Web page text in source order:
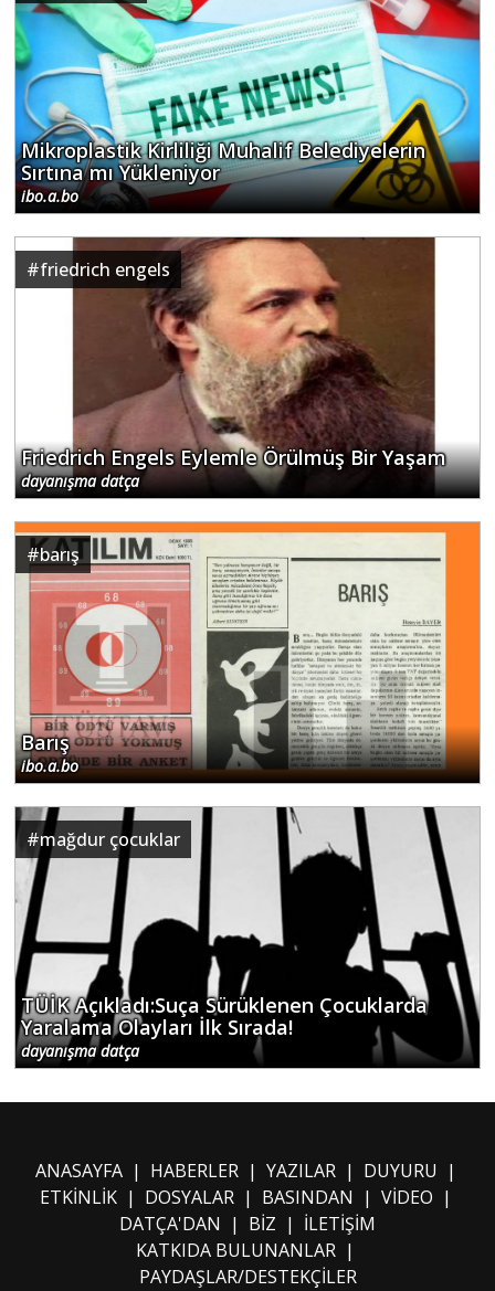
Mikroplastik Kirliliği Muhalif Belediyelerin
Sırtına mı Yükleniyor
ibo.a.bo
#friedrich engels
Friedrich Engels Eylemle Örülmüş Bir Yaşam
dayanışma datça
#barış
Barış
ibo.a.bo
#mağdur çocuklar
TÜİK Açıkladı:Suça Sürüklenen Çocuklarda
Yaralama Olayları İlk Sırada!
dayanışma datça
ANASAYFA| HABERLER| YAZILAR| DUYURU |
ETKİNLİK| DOSYALAR| BASINDAN | VİDEO |
DATÇA'DAN | BİZ | İLETİŞİM
KATKIDA BULUNANLAR |
PAYDAŞLAR/DESTEKÇİLER